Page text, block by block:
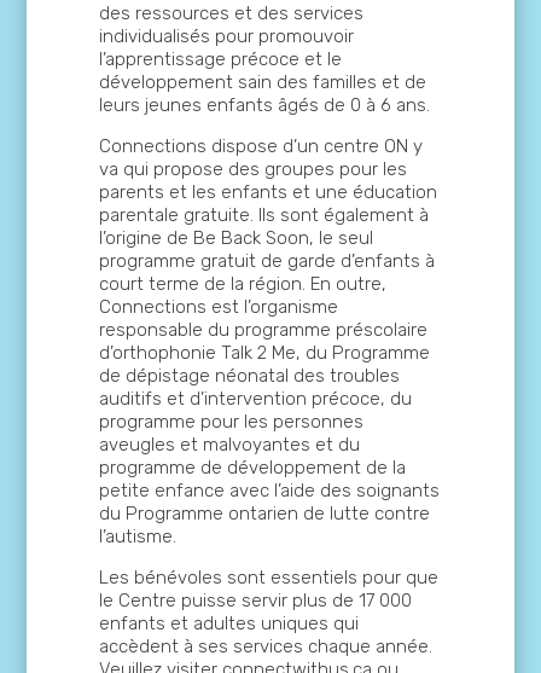
des ressources et des services
individualisés pour promouvoir
l’apprentissage précoce et le
développement sain des familles et de
leurs jeunes enfants âgés de 0 à 6 ans.
Connections dispose d’un centre ON y
va qui propose des groupes pour les
parents et les enfants et une éducation
parentale gratuite. Ils sont également à
l’origine de Be Back Soon, le seul
programme gratuit de garde d’enfants à
court terme de la région. En outre,
Connections est l’organisme
responsable du programme préscolaire
d’orthophonie Talk 2 Me, du Programme
de dépistage néonatal des troubles
auditifs et d’intervention précoce, du
programme pour les personnes
aveugles et malvoyantes et du
programme de développement de la
petite enfance avec l’aide des soignants
du Programme ontarien de lutte contre
l’autisme.
Les bénévoles sont essentiels pour que
le Centre puisse servir plus de 17 000
enfants et adultes uniques qui
accèdent à ses services chaque année.